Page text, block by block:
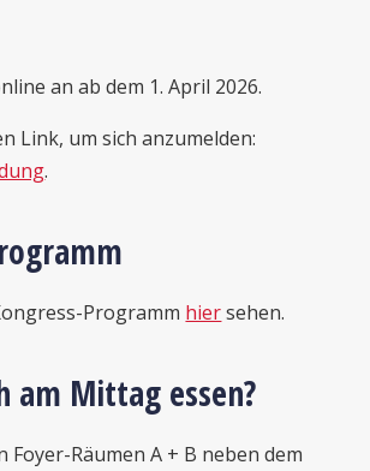
an ab dem 1. April 2026.
Link, um sich anzumelden:
.
Programm hiersehen.
am Mittag essen?
Foyer-Räumen A + B neben dem